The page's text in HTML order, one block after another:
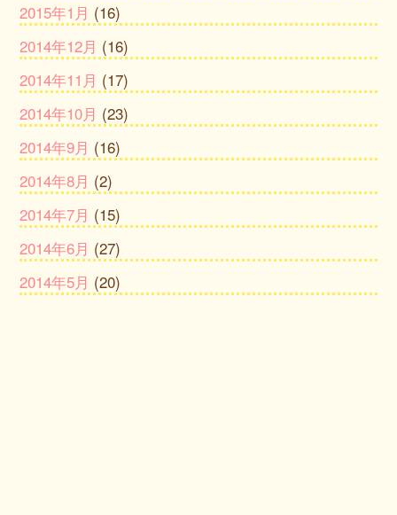
2015年1月 (16)
2014年12月 (16)
2014年11月 (17)
2014年10月 (23)
2014年9月 (16)
2014年8月 (2)
2014年7月 (15)
2014年6月 (27)
2014年5月 (20)